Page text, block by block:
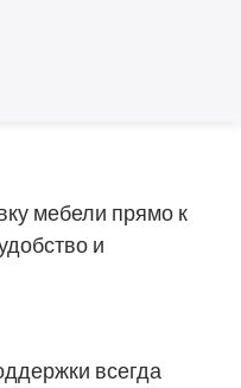
мебели прямо к
и
всегда